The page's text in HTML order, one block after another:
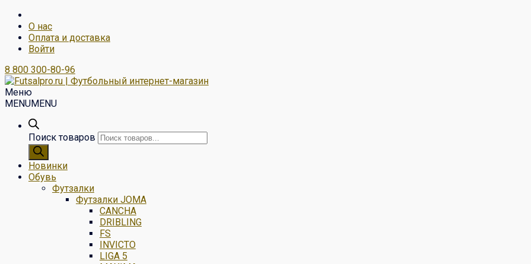
О нас
Оплата и доставка
Войти
8 800 300-80-96
Меню
MENUMENU
Поиск товаров
Новинки
Обувь
Футзалки
Футзалки JOMA
CANCHA
DRIBLING
FS
INVICTO
LIGA 5